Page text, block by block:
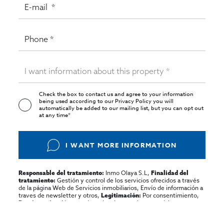
Check the box to contact us and agree to your information
being used according to ourPrivacy Policyyou will
automatically be added to our mailing list, but you can opt out
at any time*
I WANT MORE INFORMATION
Responsable del tratamiento: Inmo Olaya S.L,Finalidad del
tratamiento: Gestión y control de los servicios ofrecidos a través
de la página Web de Servicios inmobiliarios, Envío de información a
traves de newsletter y otros,Legitimación: Por consentimiento,
Destinatarios:
No se cederan los datos, salvo para elaborar